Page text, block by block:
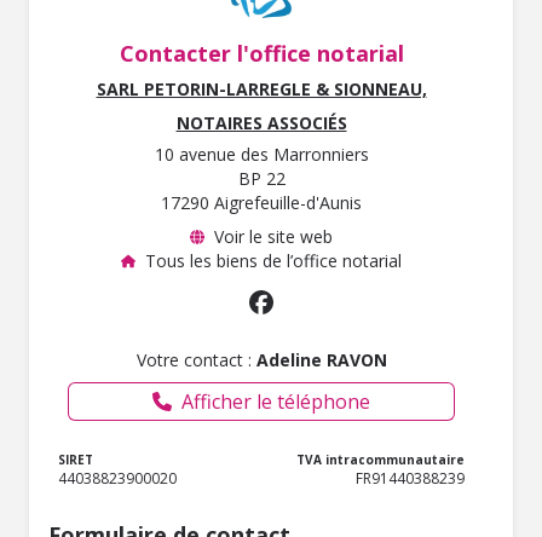
Contacter l'office notarial
SARL PETORIN-LARREGLE & SIONNEAU,
NOTAIRES ASSOCIÉS
10 avenue des Marronniers
BP 22
17290 Aigrefeuille-d'Aunis
Voir le site web
Tous les biens de l’office notarial
Votre contact : Adeline RAVON
Afficher le téléphone
SIRET
44038823900020
TVA intracommunautaire
FR91440388239